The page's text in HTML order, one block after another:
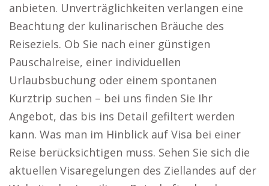
anbieten. Unverträglichkeiten verlangen eine
Beachtung der kulinarischen Bräuche des
Reiseziels. Ob Sie nach einer günstigen
Pauschalreise, einer individuellen
Urlaubsbuchung oder einem spontanen
Kurztrip suchen – bei uns finden Sie Ihr
Angebot, das bis ins Detail gefiltert werden
kann. Was man im Hinblick auf Visa bei einer
Reise berücksichtigen muss. Sehen Sie sich die
aktuellen Visaregelungen des Ziellandes auf der